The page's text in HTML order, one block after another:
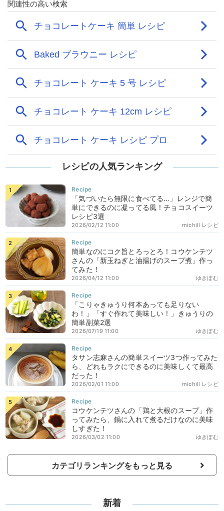
レシピの人気ランキング
「気づいたら無限に食べてる…」レンジで簡
単にできるのに凝ってる風！チョコスイーツ
レシピ3選
michill レシピ
2026/02/12 11:00
簡単なのにコク旨とろっとろ！コウケンテツ
さんの「新玉ねぎと油揚げのスープ煮」作っ
てみた！
ゆきぼむ
2026/04/12 11:00
「こりゃきゅうり何本あっても足りない
わ！」「すぐ作れて美味しい！」きゅうりの
簡単副菜2選
ゆきぼむ
2026/07/19 11:00
タサン志麻さんの簡単スイーツ3つ作ってみた
ら、どれもラクにできるのに美味しくて最高
だった！
michill レシピ
2026/02/01 11:00
コウケンテツさんの「鶏と大根のスープ」作
ってみたら、鍋に入れて煮るだけなのに美味
しすぎた！
ゆきぼむ
2026/03/02 11:00
カテゴリランキングをもっと見る
新着